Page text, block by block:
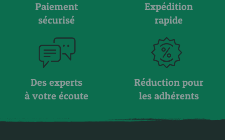
Paiement
sécurisé
Expédition
rapide
Des experts
à votre écoute
Réduction pour
les adhérents